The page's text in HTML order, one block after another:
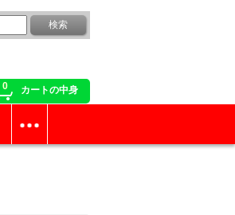
0 カートの中身